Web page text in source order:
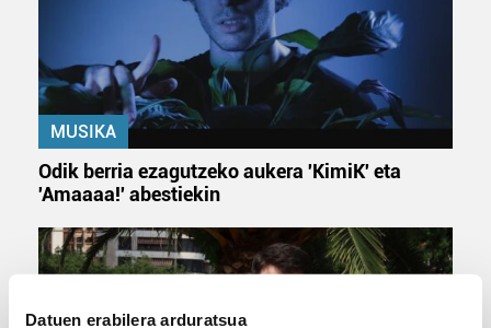
Datuen erabilera arduratsua
MUSIKA
Odik berria ezagutzeko aukera 'KimiK' eta
'Amaaaa!' abestiekin